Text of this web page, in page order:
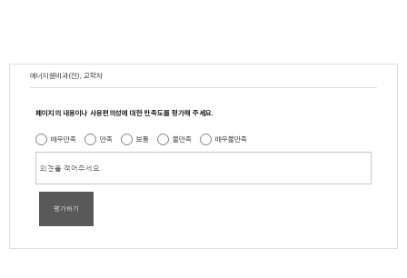
에너지설비과(전), 교학처
페이지의 내용이나 사용편의성에 대한 만족도를 평가해 주세요.
매우만족 만족 보통 불만족 매우불만족
평가하기